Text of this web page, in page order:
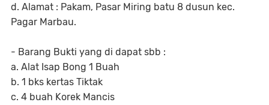
d. Alamat : Pakam, Pasar Miring batu 8 dusun kec.
Pagar Marbau.
- Barang Bukti yang di dapat sbb :
a. Alat Isap Bong 1 Buah
b. 1 bks kertas Tiktak
c. 4 buah Korek Mancis